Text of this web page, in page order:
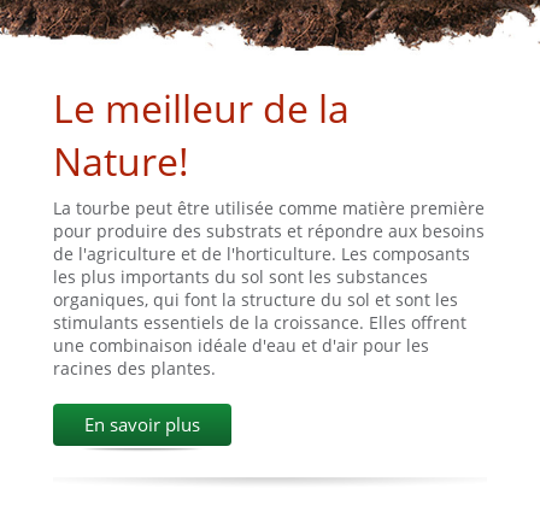
Le meilleur de la
Nature!
La tourbe peut être utilisée comme matière première
pour produire des substrats et répondre aux besoins
de l'agriculture et de l'horticulture. Les composants
les plus importants du sol sont les substances
organiques, qui font la structure du sol et sont les
stimulants essentiels de la croissance. Elles offrent
une combinaison idéale d'eau et d'air pour les
racines des plantes.
En savoir plus